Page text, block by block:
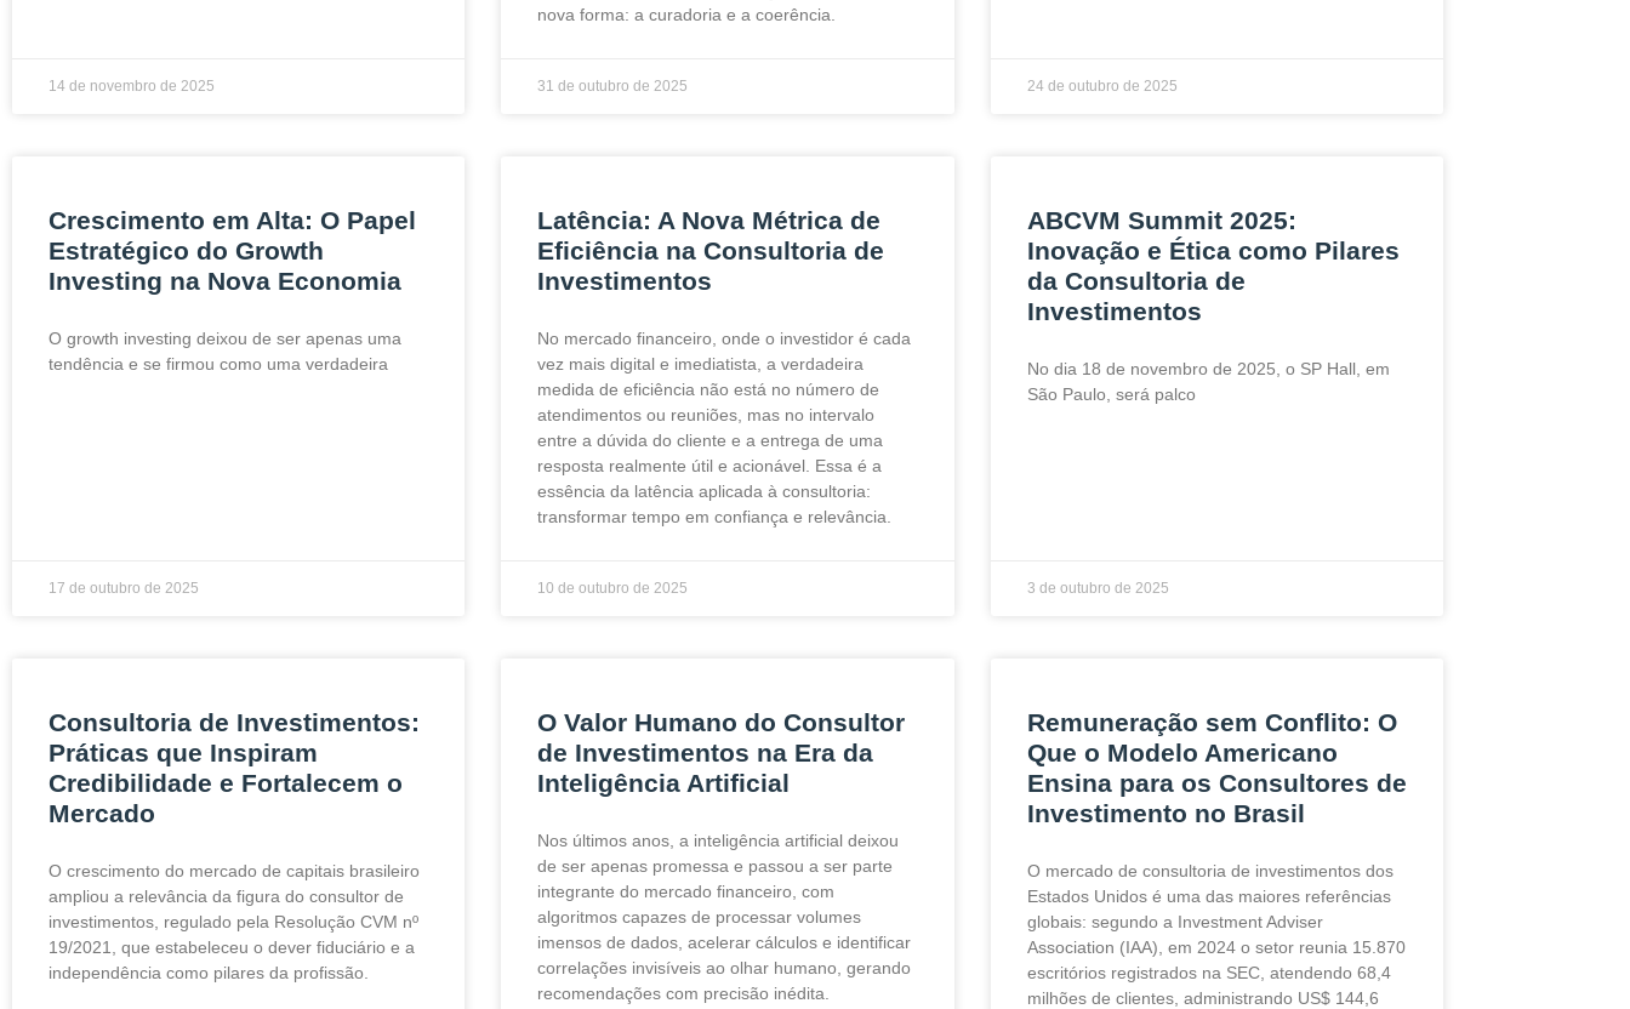
14 de novembro de 2025
nova forma: a curadoria e a coerência.
31 de outubro de 2025 24 de outubro de 2025
Crescimento em Alta: O Papel
Estratégico do Growth
Investing na Nova Economia
O growth investing deixou de ser apenas uma
tendência e se firmou como uma verdadeira
17 de outubro de 2025
Latência: A Nova Métrica de
Eficiência na Consultoria de
Investimentos
No mercado financeiro, onde o investidor é cada
vez mais digital e imediatista, a verdadeira
medida de eficiência não está no número de
atendimentos ou reuniões, mas no intervalo
entre a dúvida do cliente e a entrega de uma
resposta realmente útil e acionável. Essa é a
essência da latência aplicada à consultoria:
transformar tempo em confiança e relevância.
10 de outubro de 2025
ABCVM Summit 2025:
Inovação e Ética como Pilares
da Consultoria de
Investimentos
No dia 18 de novembro de 2025, o SP Hall, em
São Paulo, será palco
3 de outubro de 2025
Consultoria de Investimentos:
Práticas que Inspiram
Credibilidade e Fortalecem o
Mercado
O crescimento do mercado de capitais brasileiro
ampliou a relevância da figura do consultor de
investimentos, regulado pela Resolução CVM nº
19/2021, que estabeleceu o dever fiduciário e a
independência como pilares da profissão.
O Valor Humano do Consultor
de Investimentos na Era da
Inteligência Artificial
Nos últimos anos, a inteligência artificial deixou
de ser apenas promessa e passou a ser parte
integrante do mercado financeiro, com
algoritmos capazes de processar volumes
imensos de dados, acelerar cálculos e identificar
correlações invisíveis ao olhar humano, gerando
recomendações com precisão inédita.
Remuneração sem Conflito: O
Que o Modelo Americano
Ensina para os Consultores de
Investimento no Brasil
O mercado de consultoria de investimentos dos
Estados Unidos é uma das maiores referências
globais: segundo a Investment Adviser
Association (IAA), em 2024 o setor reunia 15.870
escritórios registrados na SEC, atendendo 68,4
milhões de clientes, administrando US$ 144,6